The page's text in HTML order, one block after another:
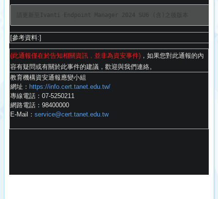
請更新至Ivanti Endpoint Manager 2024 SU6 (含)之後版本
[參考資料:]
(此通報僅在於告知相關資訊，並非為資安事件) ， 如果您對此通報的內
容有疑問或有關於此事件的建議， 歡迎與我們連絡。
教育機構資安通報應變小組
網址： https://info.cert.tanet.edu.tw/
專線電話：07-5250211
網路電話：98400000
E-Mail： service@cert.tanet.edu.tw